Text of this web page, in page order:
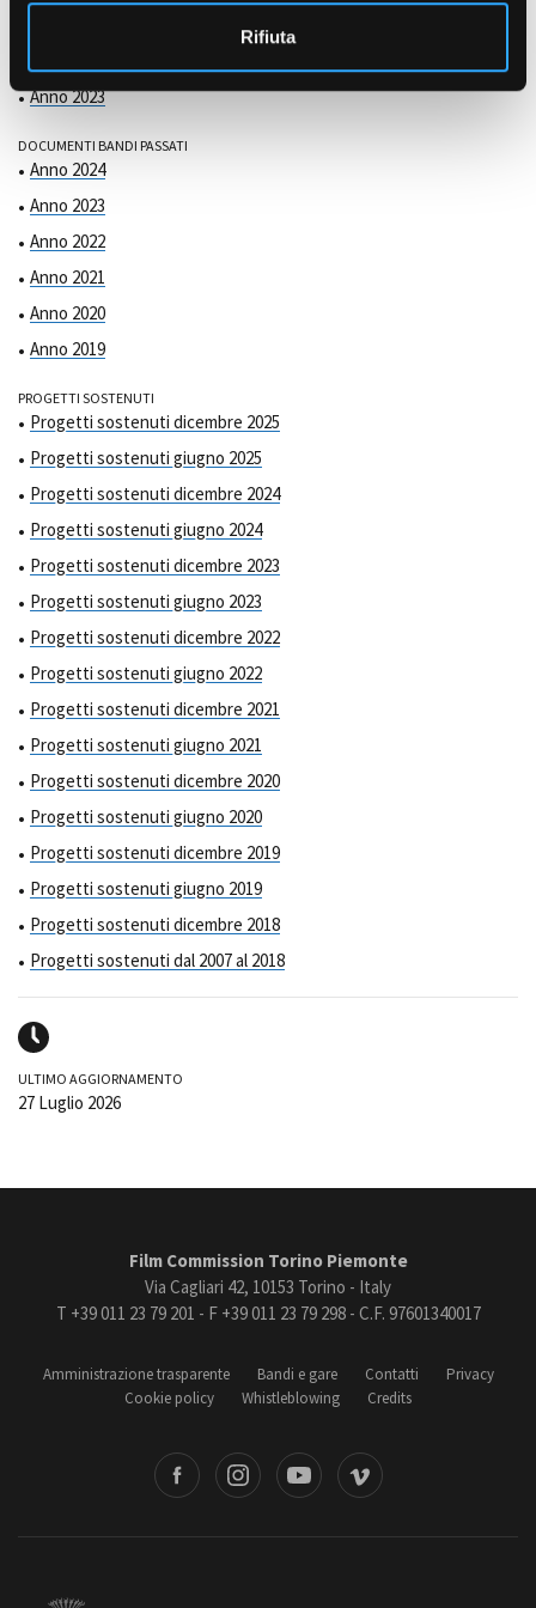
Rifiuta
Anno 2023
DOCUMENTI BANDI PASSATI
Anno 2024
Anno 2023
Anno 2022
Anno 2021
Anno 2020
Anno 2019
PROGETTI SOSTENUTI
Progetti sostenuti dicembre 2025
Progetti sostenuti giugno 2025
Progetti sostenuti dicembre 2024
Progetti sostenuti giugno 2024
Progetti sostenuti dicembre 2023
Progetti sostenuti giugno 2023
Progetti sostenuti dicembre 2022
Progetti sostenuti giugno 2022
Progetti sostenuti dicembre 2021
Progetti sostenuti giugno 2021
Progetti sostenuti dicembre 2020
Progetti sostenuti giugno 2020
Progetti sostenuti dicembre 2019
Progetti sostenuti giugno 2019
Progetti sostenuti dicembre 2018
Progetti sostenuti dal 2007 al 2018
ULTIMO AGGIORNAMENTO
27 Luglio 2026
Film Commission Torino Piemonte
Via Cagliari 42, 10153 Torino - Italy
T +39 011 23 79 201 - F +39 011 23 79 298 - C.F. 97601340017
Amministrazione trasparente Bandi e gare Contatti
Privacy
Cookie policy
Whistleblowing Credits
Vimeo